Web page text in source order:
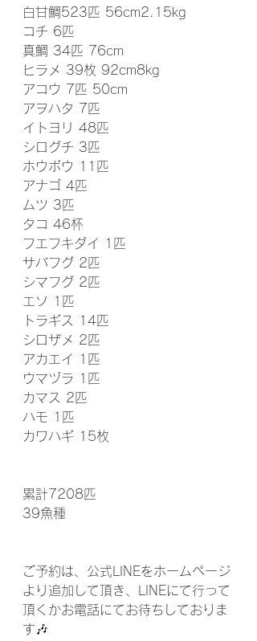
白甘鯛523匹 56cm2.15kg
コチ 6匹
真鯛 34匹 76cm
ヒラメ 39枚 92cm8kg
アコウ 7匹 50cm
アヲハタ 7匹
イトヨリ 48匹
シログチ 3匹
ホウボウ 11匹
アナゴ 4匹
ムツ 3匹
タコ 46杯
フエフキダイ 1匹
サバフグ 2匹
シマフグ 2匹
エソ 1匹
トラギス 14匹
シロザメ 2匹
アカエイ 1匹
ウマヅラ 1匹
カマス 2匹
ハモ 1匹
カワハギ 15枚
累計7208匹
39魚種
ご予約は、公式LINEをホームページ
より追加して頂き、LINEにて行って
頂くかお電話にてお待ちしておりま
す🎶